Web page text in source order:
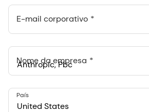
E-mail corporativo
Nome da empresa
548 Market St Pmb 90375, San Francisco,
United States
País